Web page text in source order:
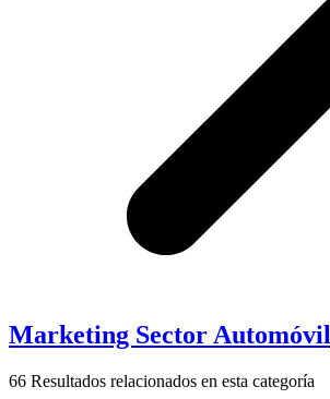
Marketing Sector Automóvil
66 Resultados relacionados en esta categoría